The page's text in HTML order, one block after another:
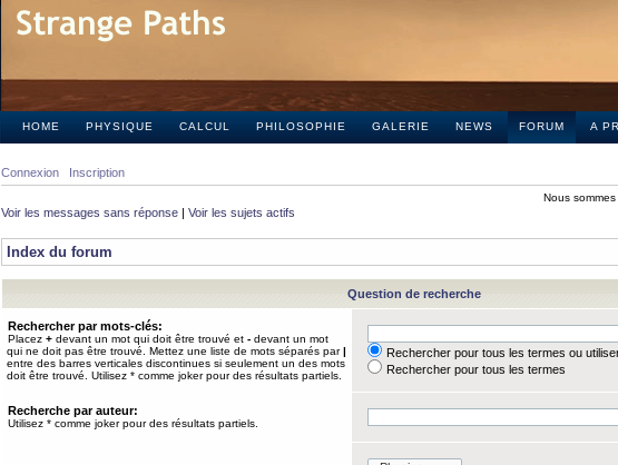
HOME PHYSIQUE CALCUL PHILOSOPHIE GALERIE NEWS FORUM A
Connexion Inscription
Nous
Voir les messages sans réponse | Voir les sujets actifs
Index du forum
Question de recherche
Rechercher par mots-clés:
Placez + devant un mot qui doit être trouvé et - devant un mot
qui ne doit pas être trouvé. Mettez une liste de mots séparés par|
entre des barres verticales discontinues si seulement un des mots
doit être trouvé. Utilisez * comme joker pour des résultats partiels.
Rechercher pour tous les termes ou
Rechercher pour tous les termes
Recherche par auteur:
Utilisez * comme joker pour des résultats partiels.